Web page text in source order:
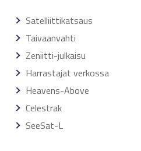
Satelliittikatsaus
Taivaanvahti
Zeniitti-julkaisu
Harrastajat verkossa
Heavens-Above
Celestrak
SeeSat-L